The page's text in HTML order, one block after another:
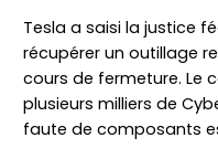
Tesla a saisi la justice
récupérer un outillage
cours de fermeture. Le
plusieurs milliers de
faute de composants